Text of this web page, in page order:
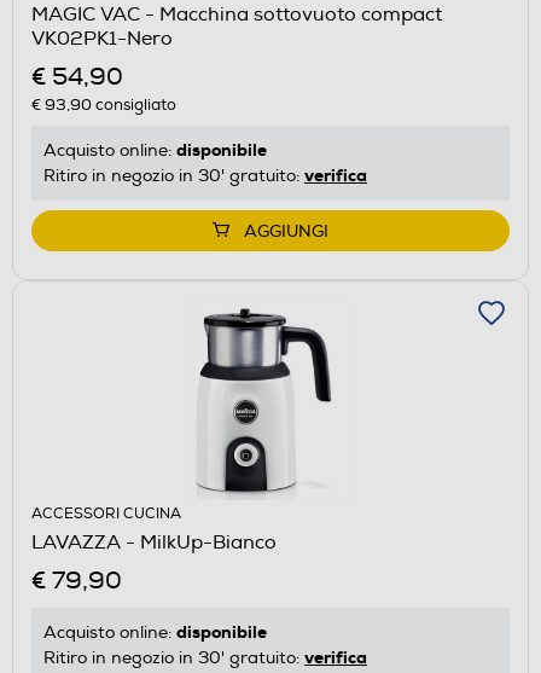
MAGIC VAC - Macchina sottovuoto compact
VK02PK1-Nero
€ 54,90
€ 93,90consigliato
Acquisto online: disponibile
Ritiro in negozio in 30' gratuito: verifica
AGGIUNGI
ACCESSORI CUCINA
LAVAZZA - MilkUp-Bianco
€ 79,90
Acquisto online: disponibile
Ritiro in negozio in 30' gratuito: verifica